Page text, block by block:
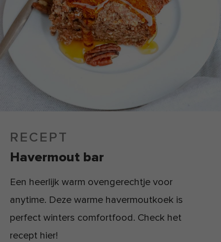
RECEPT
Havermout bar
Een heerlijk warm ovengerechtje voor
anytime. Deze warme havermoutkoek is
perfect winters comfortfood. Check het
recept hier!